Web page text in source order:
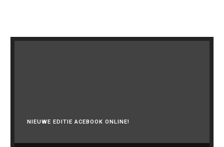
NIEUWE EDITIE ACEBOOK ONLINE!